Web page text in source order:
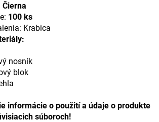
Čierna
100 ks
Krabica
nosník
blok
informácie o použití a údaje o produkte
súboroch!